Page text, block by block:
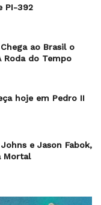
PI-392
ao Brasil o
Roda do Tempo
hoje em Pedro II
e Jason Fabok,
Mortal